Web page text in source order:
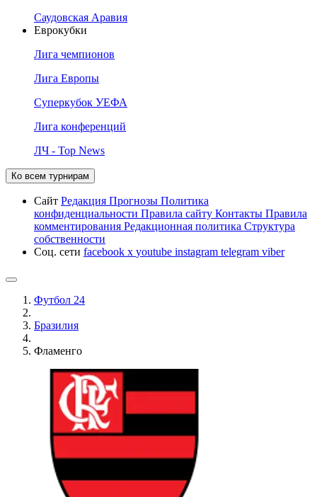
Саудовская Аравия
Еврокубки
Лига чемпионов
Лига Европы
Суперкубок УЕФА
Лига конференций
ЛЧ - Top News
Ко всем турнирам
Сайт Редакция Прогнозы Политика
конфиденциальности Правила сайту Контакты Правила
комментирования Редакционная политика Структура
собственности
Соц. сети facebook x youtube instagram telegram viber
Футбол 24
Бразилия
Фламенго